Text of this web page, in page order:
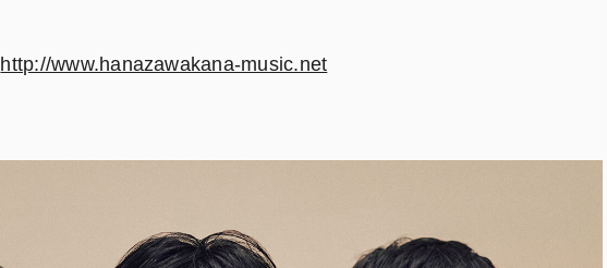
http://www.hanazawakana-music.net